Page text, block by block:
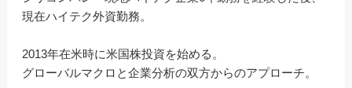
現在ハイテク外資勤務。
2013年在米時に米国株投資を始める。
グローバルマクロと企業分析の双方からのアプローチ。